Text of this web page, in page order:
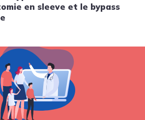
en sleeve et le bypass